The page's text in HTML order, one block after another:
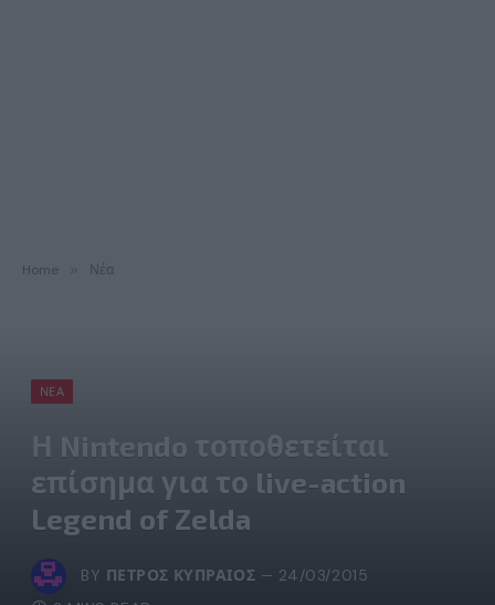
Home Νέα
ΝΈΑ
Η Nintendo τοποθετείται
επίσημα για το live-action
Legend of Zelda
BY ΠΈΤΡΟΣ ΚΥΠΡΑΊΟΣ
24/03/2015